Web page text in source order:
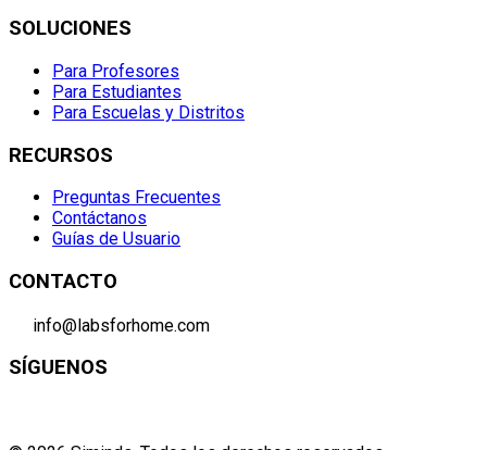
SOLUCIONES
Para Profesores
Para Estudiantes
Para Escuelas y Distritos
RECURSOS
Preguntas Frecuentes
Contáctanos
Guías de Usuario
CONTACTO
info@labsforhome.com
SÍGUENOS